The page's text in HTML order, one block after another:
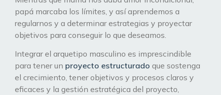
papá marcaba los límites, y así aprendemos a
regularnos y a determinar estrategias y proyectar
objetivos para conseguir lo que deseamos.
Integrar el arquetipo masculino es imprescindible
para tener un proyecto estructurado que sostenga
el crecimiento, tener objetivos y procesos claros y
eficaces y la gestión estratégica del proyecto,